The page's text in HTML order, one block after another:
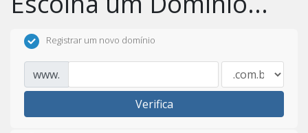
Registrar um novo domínio
www.
Verifica